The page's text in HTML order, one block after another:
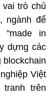
vai trò chủ
ngành để
"made in
dựng các
blockchain
Việt
trên